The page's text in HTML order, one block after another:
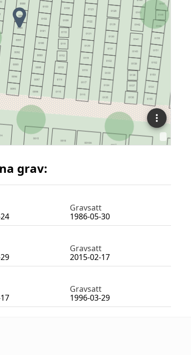
grav:
Gravsatt
1986-05-30
Gravsatt
2015-02-17
Gravsatt
1996-03-29